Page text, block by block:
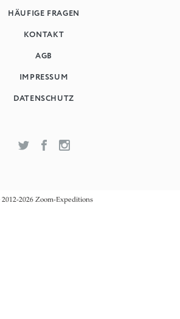
HÄUFIGE FRAGEN
KONTAKT
AGB
IMPRESSUM
DATENSCHUTZ
2026 Zoom-Expeditions